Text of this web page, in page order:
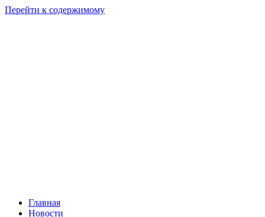
Перейти к содержимому
Главная
Новости